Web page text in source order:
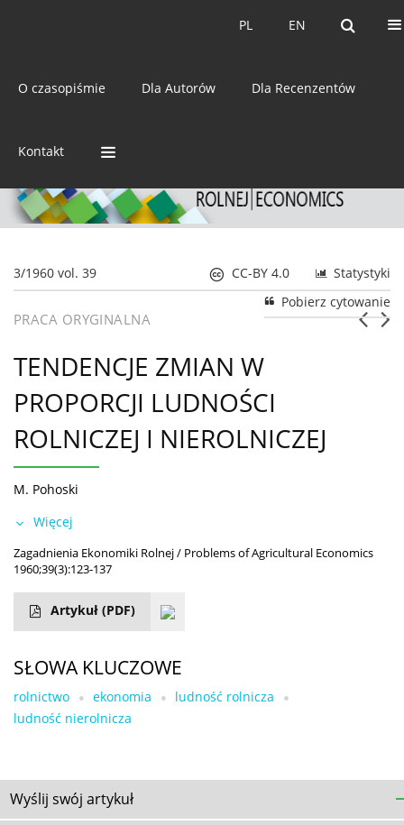
EN
PL EN
PL
O czasopiśmie Dla Autorów Dla Recenzentów
Kontakt
ISSN: 0044-1600
3/1960 vol. 39 Statystyki
CC-BY 4.0
Pobierz cytowanie
PRACA ORYGINALNA
TENDENCJE ZMIAN W
PROPORCJI LUDNOŚCI
ROLNICZEJ I NIEROLNICZEJ
M. Pohoski
Więcej
Zagadnienia Ekonomiki Rolnej / Problems of Agricultural Economics
1960;39(3):123-137
Artykuł (PDF)
SŁOWA KLUCZOWE
rolnictwo ekonomia
ludność rolnicza
ludność nierolnicza
Wyślij swój artykuł